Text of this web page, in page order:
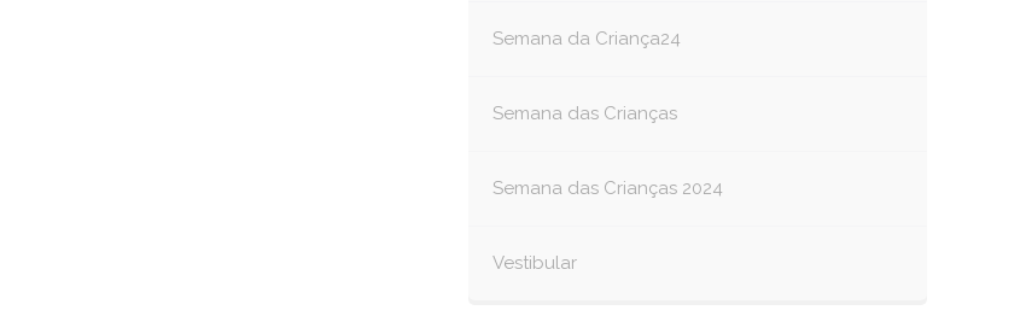
Semana da Criança24
Semana das Crianças
Semana das Crianças 2024
Vestibular